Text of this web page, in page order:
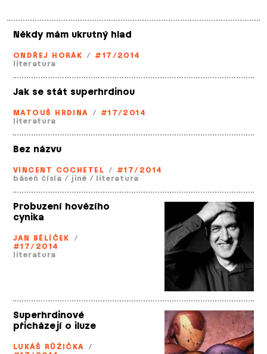
Někdy mám ukrutný hlad
ONDŘEJ HORÁK / #17/2014
literatura
Jak se stát superhrdinou
MATOUŠ HRDINA / #17/2014
literatura
Bez názvu
VINCENT COCHETEL / #17/2014
báseň čísla / jiné / literatura
Probuzení hovězího
cynika
JAN BĚLÍČEK /
#17/2014
literatura
Superhrdinové
přicházejí o iluze
LUKÁŠ RŮŽIČKA /